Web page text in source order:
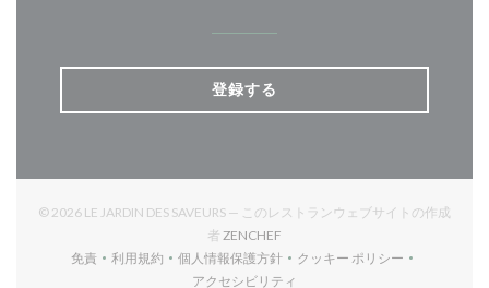
登録する
© 2026 LE JARDIN DES SAVEURS — このレストランウェブサイトの作成
者 ZENCHEF
免責
((新しいウィンドウで開きます))
利用規約
((新しいウィンドウで開きます))
個人情報保護方針
((新しいウィンドウで開きます))
クッキー ポリシー
((新しいウィンドウで
アクセシビリティ